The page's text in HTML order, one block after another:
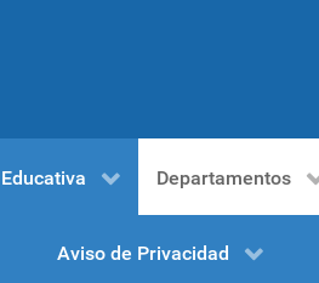
Departamentos
Aviso de Privacidad